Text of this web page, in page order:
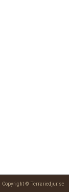
Copyright © Terrariedjur.se